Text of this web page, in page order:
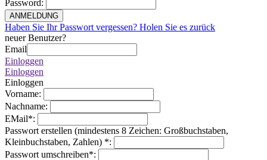
Password:
ANMELDUNG
Haben Sie Ihr Passwort vergessen? Holen Sie es zurück
neuer Benutzer?
Email
Einloggen
Einloggen
Einloggen
Vorname:
Nachname:
EMail*:
Passwort erstellen (mindestens 8 Zeichen: Großbuchstaben,
Kleinbuchstaben, Zahlen) *:
Passwort umschreiben*: